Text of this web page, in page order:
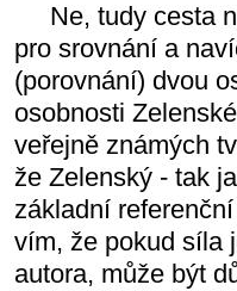
Ne, tudy cesta
pro srovnání a
(porovnání) dvou
osobnosti
veřejně známých
že Zelenský - tak
základní
vím, že pokud síla
autora, může být